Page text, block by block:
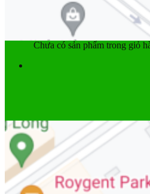
Giỏ hàng
Chưa có sản phẩm trong giỏ